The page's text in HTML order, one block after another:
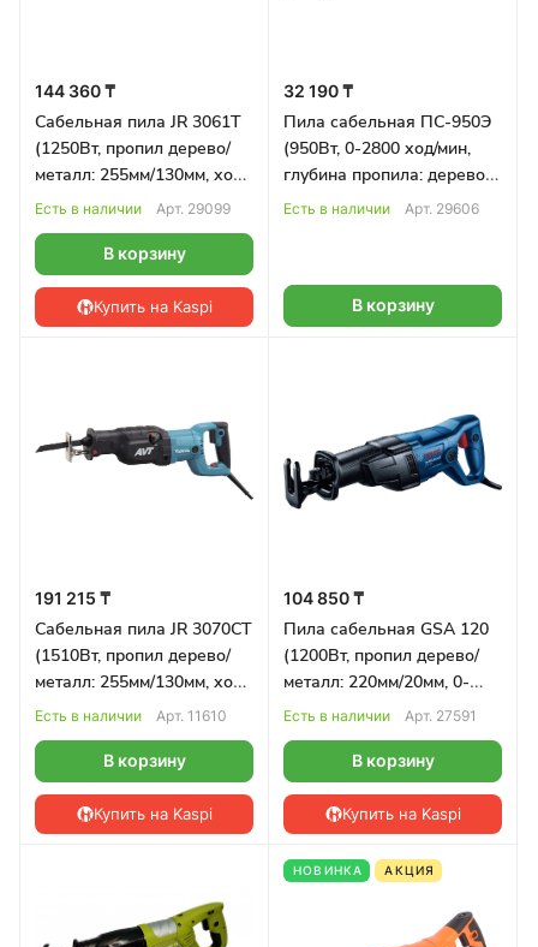
144 360 ₸
Сабельная пила JR 3061T
(1250Вт, пропил дерево/
металл: 255мм/130мм, ход
32мм, кейс) MAKITA
Есть в наличии Арт. 29099
В корзину
Купить на Kaspi
32 190 ₸
Пила сабельная ПС-950Э
(950Вт, 0-2800 ход/мин,
глубина пропила: дерево/
металл 150/15мм)
Есть в наличии Арт. 29606
В корзину
191 215 ₸
Сабельная пила JR 3070CT
(1510Вт, пропил дерево/
металл: 255мм/130мм, ход
32мм, плавный пуск)
Есть в наличии Арт. 11610
В корзину
Купить на Kaspi
104 850 ₸
Пила сабельная GSA 120
(1200Вт, пропил дерево/
металл: 220мм/20мм, 0-
3000ход/мин, 3,7кг)
Есть в наличии Арт. 27591
В корзину
Купить на Kaspi
НОВИНКА АКЦИЯ